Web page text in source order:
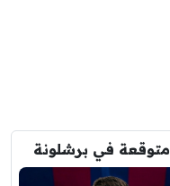
في برشلونة